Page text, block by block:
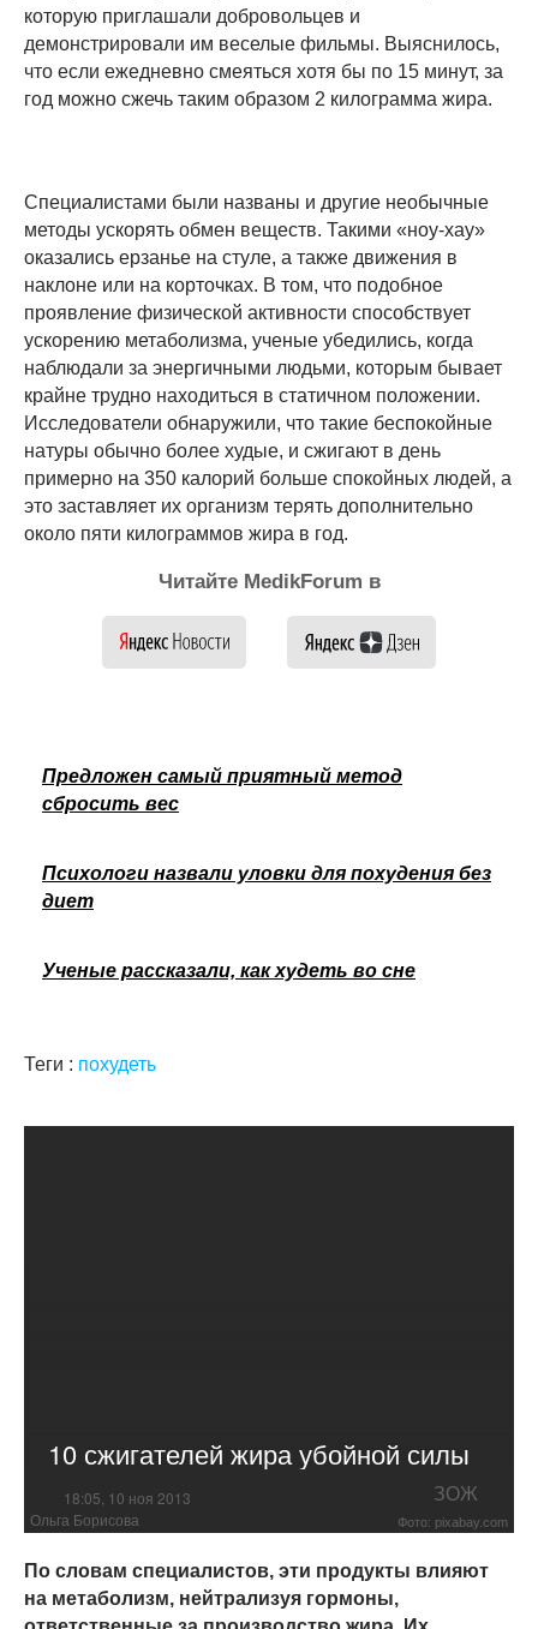
которую приглашали добровольцев и
демонстрировали им веселые фильмы. Выяснилось,
что если ежедневно смеяться хотя бы по 15 минут, за
год можно сжечь таким образом 2 килограмма жира.
Специалистами были названы и другие необычные
методы ускорять обмен веществ. Такими «ноу-хау»
оказались ерзанье на стуле, а также движения в
наклоне или на корточках. В том, что подобное
проявление физической активности способствует
ускорению метаболизма, ученые убедились, когда
наблюдали за энергичными людьми, которым бывает
крайне трудно находиться в статичном положении.
Исследователи обнаружили, что такие беспокойные
натуры обычно более худые, и сжигают в день
примерно на 350 калорий больше спокойных людей, а
это заставляет их организм терять дополнительно
около пяти килограммов жира в год.
Читайте MedikForum в
Предложен самый приятный метод
сбросить вес
Психологи назвали уловки для похудения без
диет
Ученые рассказали, как худеть во сне
Теги : похудеть
10 сжигателей жира убойной силы
18:05, 10 ноя 2013 ЗОЖ
Ольга Борисова Фото: pixabay.com
По словам специалистов, эти продукты влияют
на метаболизм, нейтрализуя гормоны,